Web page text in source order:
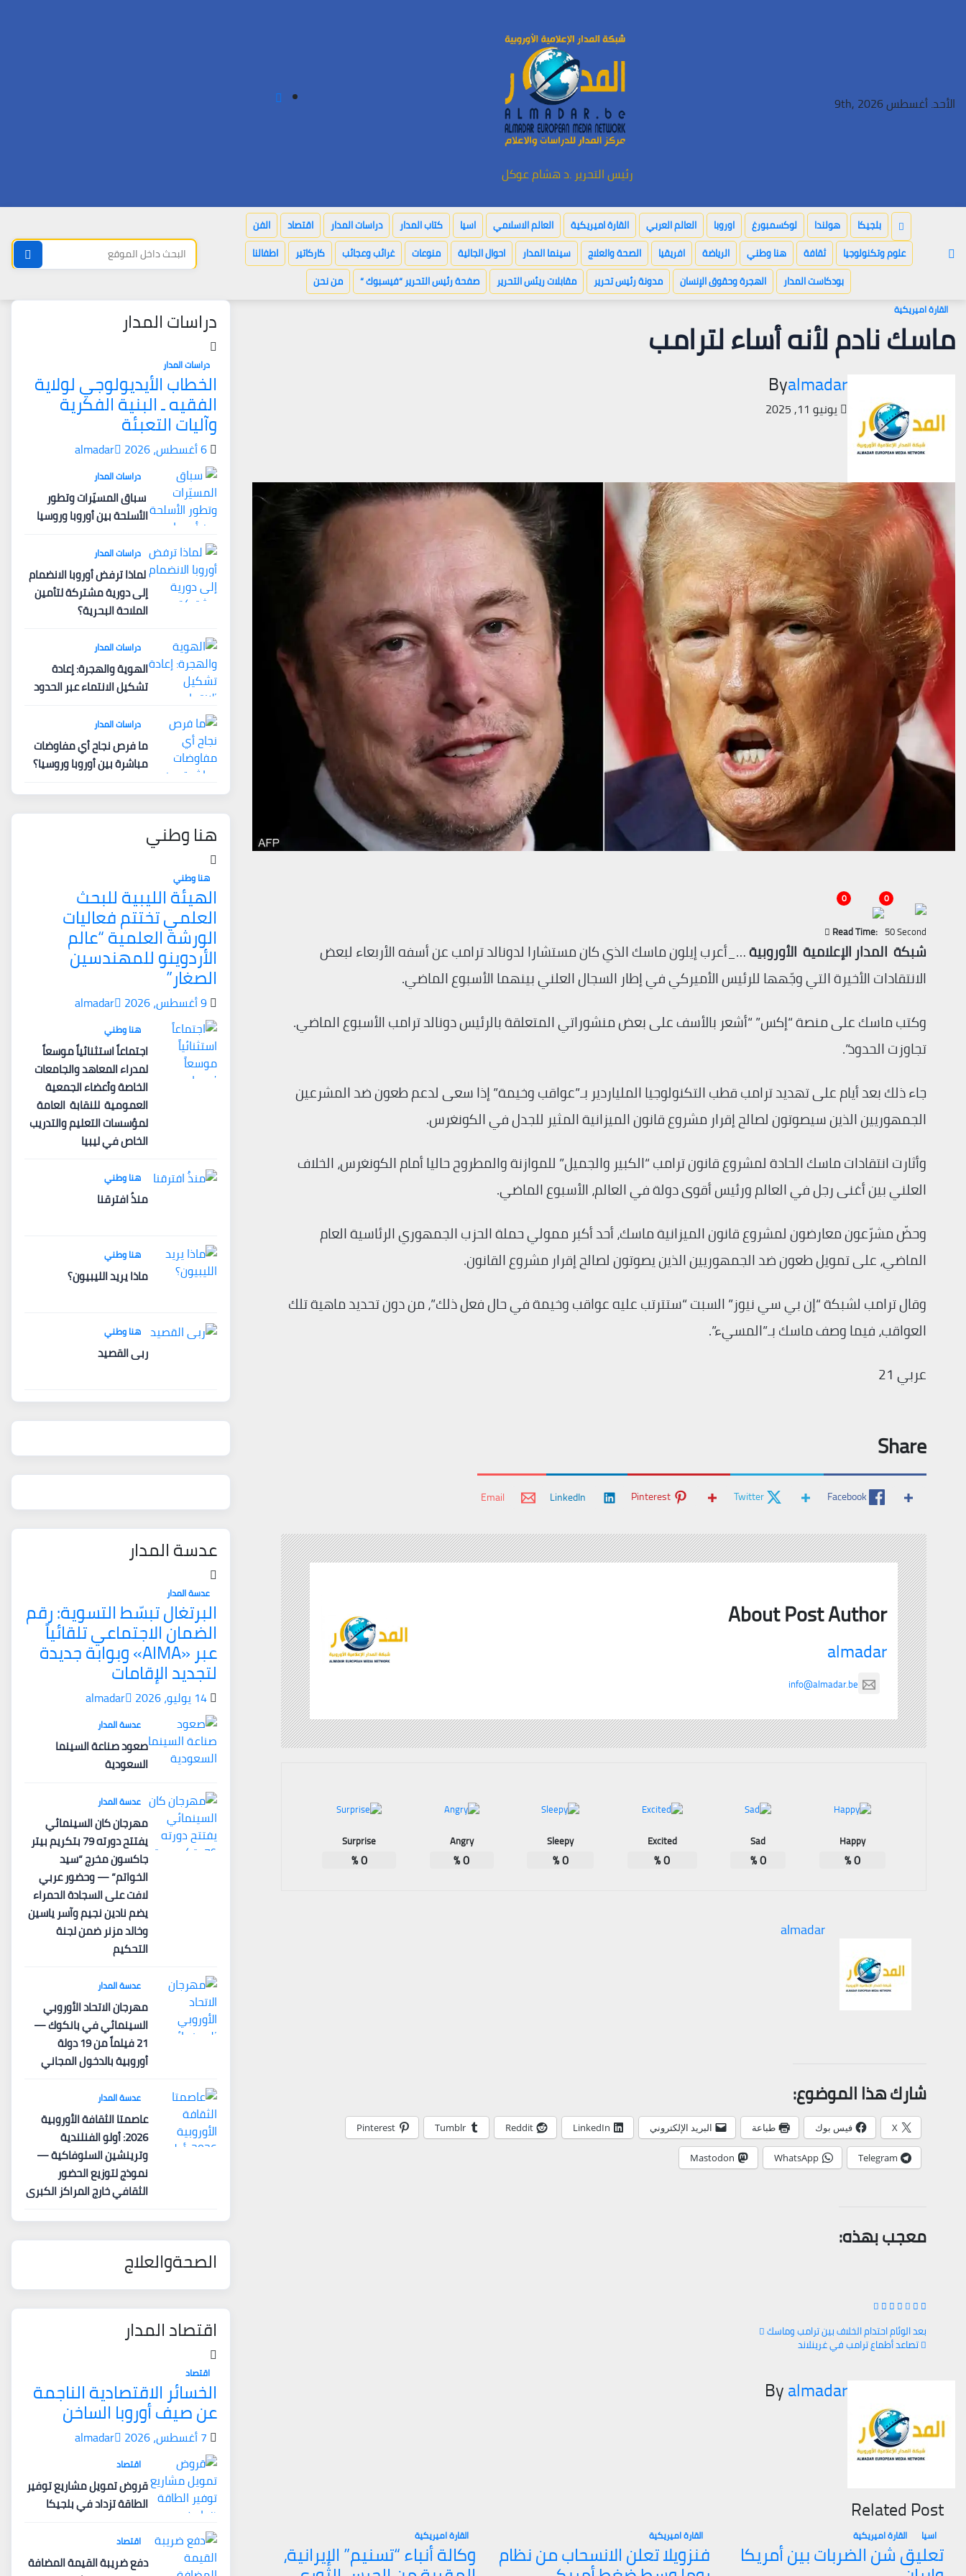
الأحد. أغسطس 9th, 2026
رئيس التحرير .د هشام عوكل
بلجيكا هولندا لوكسمبورغ اوروبا العالم العربي القارة اميريكية العالم الاسلامي اسيا كتاب المدار دراسات المدار اقتصاد
الفن
علوم وتكنولوجيا
ثقافة هنا وطني الرياضة افريقيا الصحة والعلاج سينما المدار احوال الجالية منوعات غرائب وعجائب كاركاتير
اطفالنا
بودكاست المدار
الهجرة وحقوق الإنسان مدونة رئيس تحرير مقابلات ريئس التحرير صفحة رئيس التحرير “فيسبوك “ من نحن
القارة اميريكية
ماسك نادم لأنه أساء لترامب
Byalmadar
يونيو 11, 2025
0
0
Read Time: 50 Second
شبكة المدار الإعلامية الأوروبية…_أعرب إيلون ماسك الذي كان مستشارا لدونالد ترامب عن أسفه الأربعاء لبعض
الانتقادات الأخيرة التي وجّهها للرئيس الأميركي في إطار السجال العلني بينهما الأسبوع الماضي.
وكتب ماسك على منصة “إكس” “أشعر بالأسف على بعض منشوراتي المتعلقة بالرئيس دونالد ترامب الأسبوع الماضي.
تجاوزت الحدود”.
جاء ذلك بعد أيام على تهديد ترامب قطب التكنولوجيا الملياردير بـ”عواقب وخيمة” إذا سعى لدعم طعون ضد المشرعين
الجمهوريين الذين سيصوتون لصالح إقرار مشروع قانون الميزانية المثير للجدل في الكونغرس.
وأثارت انتقادات ماسك الحادة لمشروع قانون ترامب “الكبير والجميل” للموازنة والمطروح حاليا أمام الكونغرس، الخلاف
العلني بين أغنى رجل في العالم ورئيس أقوى دولة في العالم، الأسبوع الماضي.
وحضّ مشرّعون معارضون لمشروع قانون الميزانية ماسك، أحد أكبر ممولي حملة الحزب الجمهوري الرئاسية العام
الماضي، على تمويل طعون ضد الجمهوريين الذين يصوتون لصالح إقرار مشروع القانون.
وقال ترامب لشبكة “إن بي سي نيوز” السبت “ستترتب عليه عواقب وخيمة في حال فعل ذلك”، من دون تحديد ماهية تلك
العواقب، فيما وصف ماسك بـ”المسيء”.
عربي 21
Share
Facebook
Twitter
Pinterest
LinkedIn
Email
About Post Author
almadar
info@almadar.be
Happy
0
%
Sad
0
%
Excited
0
%
Sleepy
0
%
Angry
0
%
Surprise
0
%
almadar
شارك هذا الموضوع:
X فيس بوك طباعة البريد الإلكتروني LinkedIn
Reddit
Tumblr
Pinterest
Telegram
WhatsApp
Mastodon
معجب بهذه:
بعد الوئام احتدام الخلاف بين ترامب وماسك
تصاعد أطماع ترامب في غرينلاند
Byalmadar
Related Post
اسيا القارة اميريكية
تعليق شن الضربات بين أمريكا
القارة اميريكية
فنزويلا تعلن الانسحاب من نظام
القارة اميريكية
وكالة أنباء “تسنيم” الإيرانية،
دراسات المدار
دراسات المدار
الخطاب الأيديولوجي لولاية
الفقيه ـ البنية الفكرية
وآليات التعبئة
6 أغسطس، 2026 almadar
دراسات المدار
سباق المسيّرات وتطور
الأسلحة بين أوروبا وروسيا
دراسات المدار
لماذا ترفض أوروبا الانضمام
إلى دورية مشتركة لتأمين
الملاحة البحرية؟
دراسات المدار
الهوية والهجرة: إعادة
تشكيل الانتماء عبر الحدود
دراسات المدار
ما فرص نجاح أي مفاوضات
مباشرة بين أوروبا وروسيا؟
هنا وطني
هنا وطني
الهيئة الليبية للبحث
العلمي تختتم فعاليات
الورشة العلمية “عالم
الأردوينو للمهندسين
الصغار”
9 أغسطس، 2026 almadar
هنا وطني
اجتماعاً استثنائياً موسعاً
لمدراء المعاهد والجامعات
الخاصة وأعضاء الجمعية
العمومية للنقابة العامة
لمؤسسات التعليم والتدريب
الخاص في ليبيا
هنا وطني
منذُ افترقنا
هنا وطني
ماذا يريد الليبيون؟
هنا وطني
ربى القصيد
عدسة المدار
عدسة المدار
البرتغال تبسّط التسوية: رقم
الضمان الاجتماعي تلقائياً
عبر «AIMA» وبوابة جديدة
لتجديد الإقامات
14 يوليو، 2026 almadar
عدسة المدار
صعود صناعة السينما
السعودية
عدسة المدار
مهرجان كان السينمائي
يفتتح دورته 79 بتكريم بيتر
جاكسون مخرج “سيد
الخواتم” — وحضور عربي
لافت على السجادة الحمراء
يضم نادين نجيم وآسر ياسين
وخالد مزنر ضمن لجنة
التحكيم
عدسة المدار
مهرجان الاتحاد الأوروبي
السينمائي في بانكوك —
21 فيلماً من 19 دولة
أوروبية بالدخول المجاني
عدسة المدار
عاصمتا الثقافة الأوروبية
2026: أولو الفنلندية
وترينشين السلوفاكية —
نموذج لتوزيع الحضور
الثقافي خارج المراكز الكبرى
الصحةوالعلاج
اقتصاد المدار
اقتصاد
الخسائر الاقتصادية الناجمة
عن صيف أوروبا الساخن
7 أغسطس، 2026 almadar
اقتصاد
قروض تمويل مشاريع توفير
الطاقة تزداد في بلجيكا
اقتصاد
دفع ضريبة القيمة المضافة